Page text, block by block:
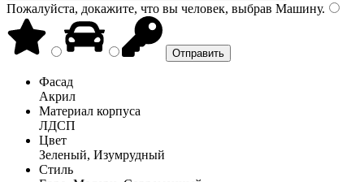
Пожалуйста, докажите, что вы человек, выбрав Машину.
Фасад
Акрил
Материал корпуса
ЛДСП
Цвет
Зеленый, Изумрудный
Стиль